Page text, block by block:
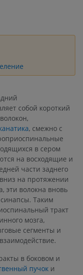
собой короткий
, смежно с
в сером
на восходящие и
части заднего
на протяжении
эти волокна вновь
Таким
тракт
мозга,
сегменты и
в боковом и
пучок и